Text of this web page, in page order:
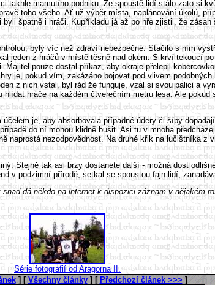
mamutího podniku. Že spoustě lidí stálo zato si
toho všeho. Ať už výběr místa, naplánování úkolů,
špatně i hráči. Kupříkladu já až po hře zjistil, že
byly víc než zdraví nebezpečné. Stačilo s ním
z hráčů v místě těsně nad okem. S krví tekoucí
pouze dostal příkaz, aby okraje přelepil
je, pokud vím, zakázáno bojovat pod vlivem
z nich vstal, byl rád že funguje, vzal si svou palici a
hráče na každém čtverečním metru lesa. Ale
je, aby absorbovala případné údery či šípy
do ní mohou klidně bušit. Asi tu v mnoha
naprostá nezodpovědnost. Na druhé křik na lučištníka
Stejně tak asi brzy dostanete další - možná dost
v podzimní přírodě, setkal se spoustou fajn lidí,
dá někdo na internet k dispozici záznam v nějakém
Série fotografií od Aragorna II.
] [ Všechny články] [ Předchozí článek >>> ]